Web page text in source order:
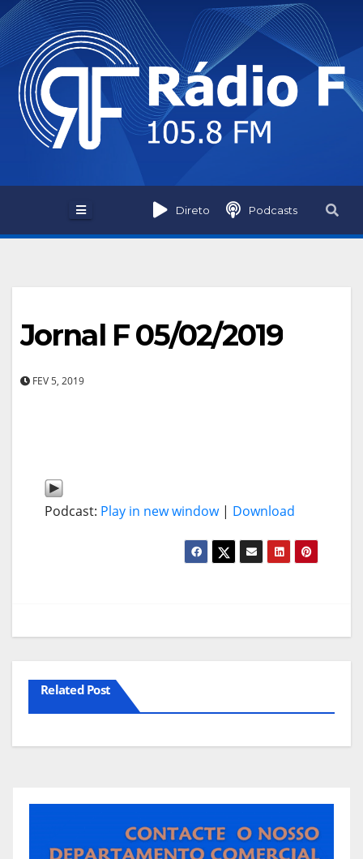
Skip
to
content
Direto Podcasts
Jornal F 05/02/2019
FEV 5, 2019
Podcast: Play in new window| Download
Related Post